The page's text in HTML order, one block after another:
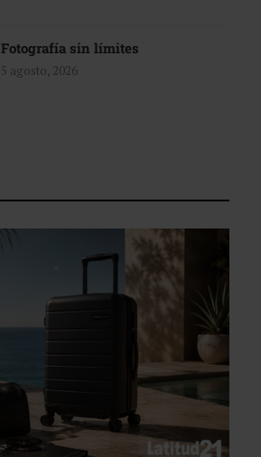
Fotografía sin límites
5 agosto, 2026